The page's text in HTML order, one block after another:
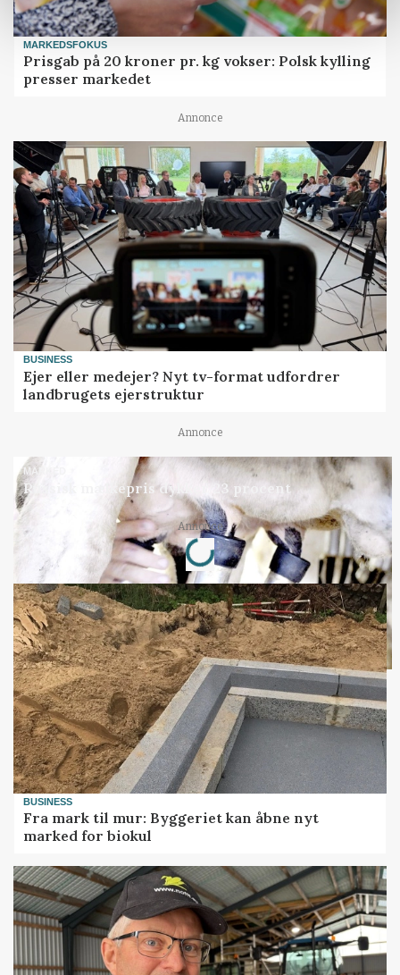
MARKEDSFOKUS
Prisgab på 20 kroner pr. kg vokser: Polsk kylling
presser markedet
Annonce
BUSINESS
Ejer eller medejer? Nyt tv-format udfordrer
landbrugets ejerstruktur
Annonce
MARKED
Russisk mælkepris dykker 23 procent
Annonce
Loading...
BUSINESS
Fra mark til mur: Byggeriet kan åbne nyt
marked for biokul